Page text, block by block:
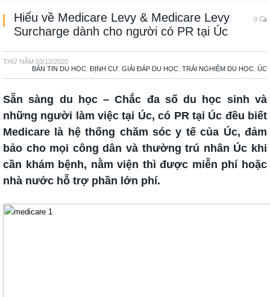
Hiểu về Medicare Levy & Medicare Levy
Surcharge dành cho người có PR tại Úc
0
THỨ NĂM 03/12/2020
BẢN TIN DU HỌC ĐỊNH CƯ GIẢI ĐÁP DU HỌC TRẢI NGHIỆM DU HỌC ÚC
Sẵn sàng du học – Chắc đa số du học sinh và
những người làm việc tại Úc, có PR tại Úc đều biết
Medicare là hệ thống chăm sóc y tế của Úc, đảm
bảo cho mọi công dân và thường trú nhân Úc khi
cần khám bệnh, nằm viện thì được miễn phí hoặc
nhà nước hỗ trợ phần lớn phí.